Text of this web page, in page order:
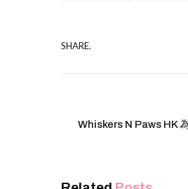
SHARE.
Whiskers N Paws HK